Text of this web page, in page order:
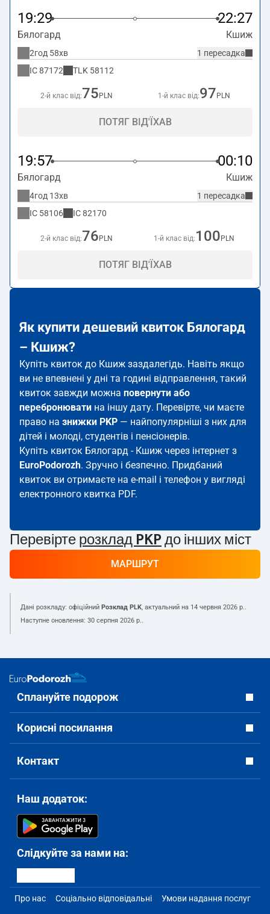
19:29 22:27
Бялогард Кшиж
1 пересадка
2год 58хв
IC87172 TLK 58112
2-й клас від:75 PLN 1-й клас від:97 PLN
ПОТЯГ ВІД'ЇХАВ
19:57 00:10
Бялогард Кшиж
1 пересадка
4год 13хв
IC 58106 IC82170
2-й клас від:76 PLN 1-й клас від: 100 PLN
ПОТЯГ ВІД'ЇХАВ
Як купити дешевий квиток Бялогард
– Кшиж?
Купіть квиток до Кшиж заздалегідь. Навіть якщо
ви не впевнені у дні та годині відправлення, такий
квиток завжди можна повернути або
перебронювати на іншу дату. Перевірте, чи маєте
право на знижки PKP — найпопулярніші з них для
дітей і молоді, студентів і пенсіонерів.
Купіть квиток Бялогард - Кшиж через інтернет з
EuroPodorozh. Зручно і безпечно. Придбаний
квиток ви отримаєте на e-mail і телефон у вигляді
електронного квитка PDF.
Перевірте розклад PKP до інших міст
МАРШРУТ
Дані розкладу: офіційний Розклад PLK, актуальний на 14 червня 2026 р..
Наступне оновлення: 30 серпня 2026 р..
Сплануйте подорож
Корисні посилання
Контакт
Наш додаток:
Слідкуйте за нами на:
Про нас Соціально відповідальні Умови надання послуг